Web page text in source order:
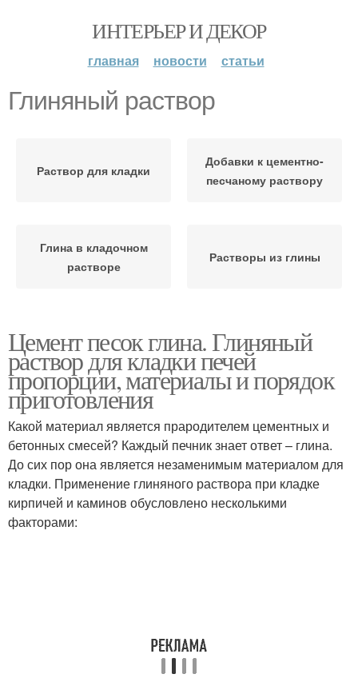
ИНТЕРЬЕР И ДЕКОР
главная новости статьи
Глиняный раствор
Раствор для кладки
Добавки к цементно-
песчаному раствору
Глина в кладочном
растворе
Растворы из глины
Цемент песок глина. Глиняный
раствор для кладки печей
пропорции, материалы и порядок
приготовления
Какой материал является прародителем цементных и
бетонных смесей? Каждый печник знает ответ – глина.
До сих пор она является незаменимым материалом для
кладки. Применение глиняного раствора при кладке
кирпичей и каминов обусловлено несколькими
факторами: